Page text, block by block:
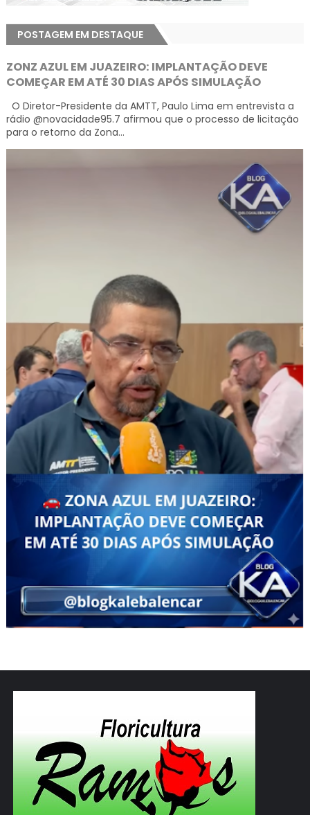
POSTAGEM EM DESTAQUE
ZONZ AZUL EM JUAZEIRO: IMPLANTAÇÃO DEVE
COMEÇAR EM ATÉ 30 DIAS APÓS SIMULAÇÃO
O Diretor-Presidente da AMTT, Paulo Lima em entrevista a
rádio @novacidade95.7 afirmou que o processo de licitação
para o retorno da Zona...